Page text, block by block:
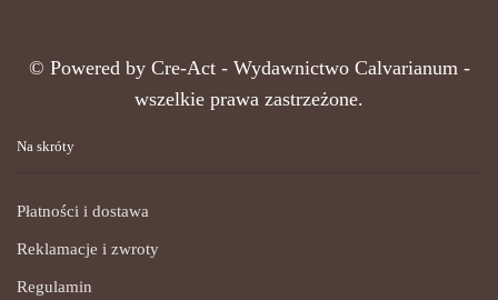
© Powered by Cre-Act - Wydawnictwo Calvarianum -
wszelkie prawa zastrzeżone.
Na skróty
Płatności i dostawa
Reklamacje i zwroty
Regulamin